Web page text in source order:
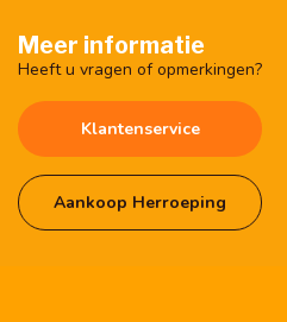
Meer informatie
Heeft u vragen of opmerkingen?
Klantenservice
Aankoop Herroeping